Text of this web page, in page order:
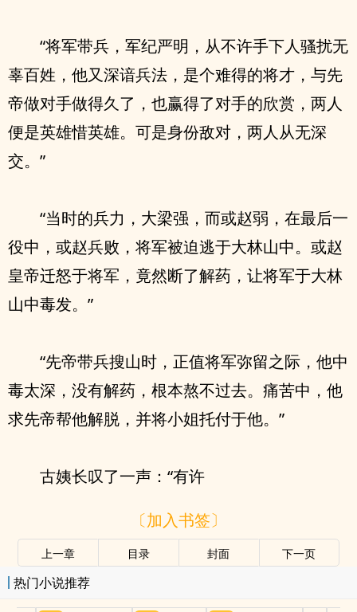
“将军带兵，军纪严明，从不许手下人骚扰无
辜百姓，他又深谙兵法，是个难得的将才，与先
帝做对手做得久了，也赢得了对手的欣赏，两人
便是英雄惜英雄。可是身份敌对，两人从无深
交。”
“当时的兵力，大梁强，而或赵弱，在最后一
役中，或赵兵败，将军被迫逃于大林山中。或赵
皇帝迁怒于将军，竟然断了解药，让将军于大林
山中毒发。”
“先帝带兵搜山时，正值将军弥留之际，他中
毒太深，没有解药，根本熬不过去。痛苦中，他
求先帝帮他解脱，并将小姐托付于他。”
古姨长叹了一声：“有许
〔加入书签〕
上一章 目录 封面 下一页
热门小说推荐